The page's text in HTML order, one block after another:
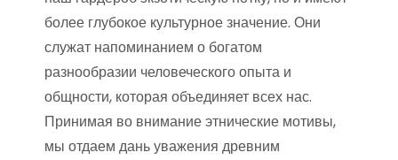
более глубокое культурное значение. Они
служат напоминанием о богатом
разнообразии человеческого опыта и
общности, которая объединяет всех нас.
Принимая во внимание этнические мотивы,
мы отдаем дань уважения древним